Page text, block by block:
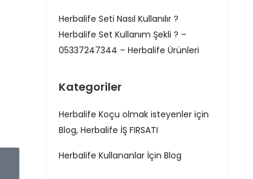
Herbalife Seti Nasıl Kullanılır ?
Herbalife Set Kullanım Şekli ? –
05337247344 – Herbalife Ürünleri
Kategoriler
Herbalife Koçu olmak isteyenler için
Blog, Herbalife İŞ FIRSATI
Herbalife Kullananlar İçin Blog